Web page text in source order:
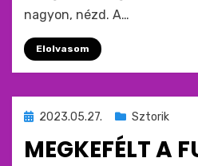
nagyon, nézd. A…
Elolvasom
Beküldve
2023.05.27. Sztorik
MEGKEFÉLT A